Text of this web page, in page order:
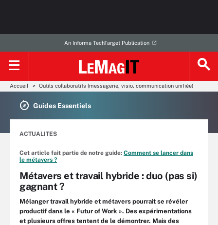
An Informa TechTarget Publication
Accueil Outils collaboratifs (messagerie, visio, communication unifiée)
Guides Essentiels
ACTUALITES
Cet article fait partie de notre guide: Comment se lancer dans
le métavers ?
Métavers et travail hybride : duo (pas si)
gagnant ?
Mélanger travail hybride et métavers pourrait se révéler
productif dans le « Futur of Work ». Des expérimentations
et plusieurs offres tentent de le démontrer. Mais des